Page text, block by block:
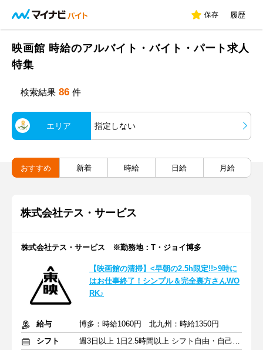
保存 履歴
映画館 時給のアルバイト・バイト・パート求人
特集
検索結果 86 件
エリア 指定しない
おすすめ 新着 時給 日給 月給
株式会社テス・サービス
株式会社テス・サービス ※勤務地：T・ジョイ博多
【映画館の清掃】<早朝の2.5h限定!!>9時に
はお仕事終了！シンプル＆完全裏方さんWO
RK♪
給与
博多：時給1060円 北九州：時給1350円
シフト
週3日以上 1日2.5時間以上 シフト自由・自己申告